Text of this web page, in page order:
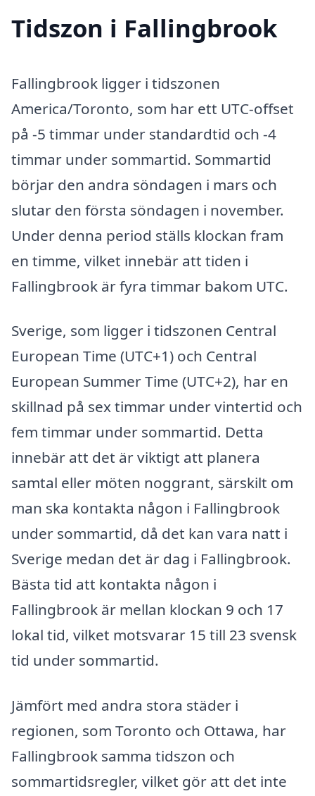
Tidszon i Fallingbrook
Fallingbrook ligger i tidszonen
America/Toronto, som har ett UTC-offset
på -5 timmar under standardtid och -4
timmar under sommartid. Sommartid
börjar den andra söndagen i mars och
slutar den första söndagen i november.
Under denna period ställs klockan fram
en timme, vilket innebär att tiden i
Fallingbrook är fyra timmar bakom UTC.
Sverige, som ligger i tidszonen Central
European Time (UTC+1) och Central
European Summer Time (UTC+2), har en
skillnad på sex timmar under vintertid och
fem timmar under sommartid. Detta
innebär att det är viktigt att planera
samtal eller möten noggrant, särskilt om
man ska kontakta någon i Fallingbrook
under sommartid, då det kan vara natt i
Sverige medan det är dag i Fallingbrook.
Bästa tid att kontakta någon i
Fallingbrook är mellan klockan 9 och 17
lokal tid, vilket motsvarar 15 till 23 svensk
tid under sommartid.
Jämfört med andra stora städer i
regionen, som Toronto och Ottawa, har
Fallingbrook samma tidszon och
sommartidsregler, vilket gör att det inte